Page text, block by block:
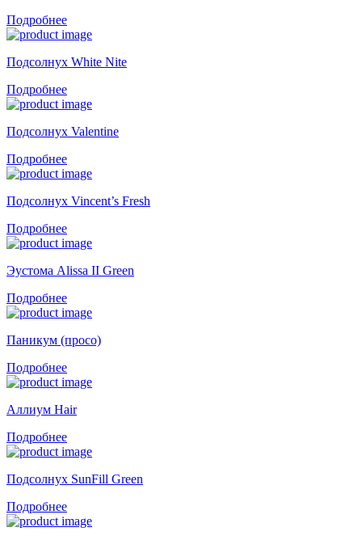
Подробнее
Подсолнух White Nite
Подробнее
Подсолнух Valentine
Подробнее
Подсолнух Vincent’s Fresh
Подробнее
Эустома Alissa II Green
Подробнее
Паникум (просо)
Подробнее
Аллиум Hair
Подробнее
Подсолнух SunFill Green
Подробнее